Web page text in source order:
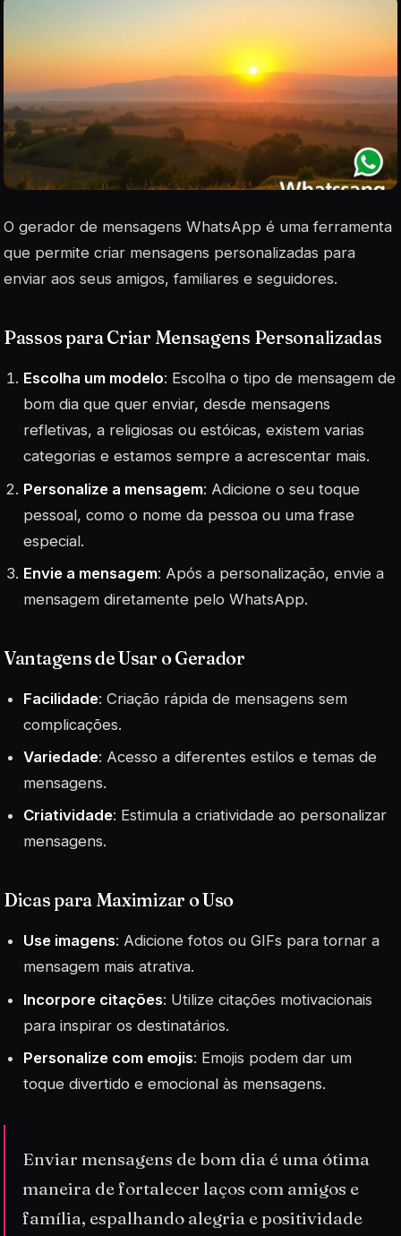
O gerador de mensagens WhatsApp é uma ferramenta
que permite criar mensagens personalizadas para
enviar aos seus amigos, familiares e seguidores.
Passos para Criar Mensagens Personalizadas
Escolha um modelo: Escolha o tipo de mensagem de
bom dia que quer enviar, desde mensagens
refletivas, a religiosas ou estóicas, existem varias
categorias e estamos sempre a acrescentar mais.
Personalize a mensagem: Adicione o seu toque
pessoal, como o nome da pessoa ou uma frase
especial.
Envie a mensagem: Após a personalização, envie a
mensagem diretamente pelo WhatsApp.
Vantagens de Usar o Gerador
Facilidade: Criação rápida de mensagens sem
complicações.
Variedade: Acesso a diferentes estilos e temas de
mensagens.
Criatividade: Estimula a criatividade ao personalizar
mensagens.
Dicas para Maximizar o Uso
Use imagens: Adicione fotos ou GIFs para tornar a
mensagem mais atrativa.
Incorpore citações: Utilize citações motivacionais
para inspirar os destinatários.
Personalize com emojis: Emojis podem dar um
toque divertido e emocional às mensagens.
Enviar mensagens de bom dia é uma ótima
maneira de fortalecer laços com amigos e
família, espalhando alegria e positividade